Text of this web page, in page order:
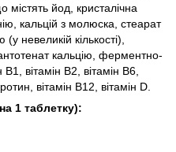
містять йод, кристалічна
кальцій з молюска, стеарат
невеликій кількості),
кальцію, ферментно-
вітамін B2, вітамін B6,
вітамін B12, вітамін D.
1 таблетку):